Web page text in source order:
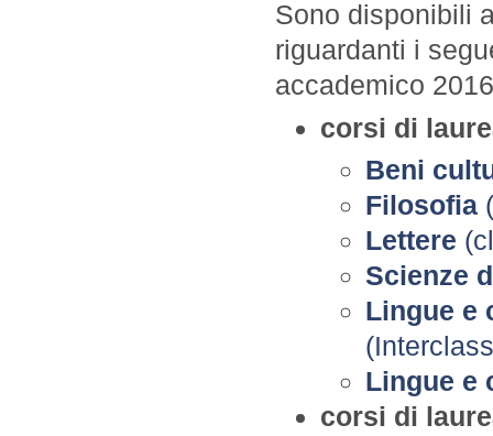
Sono disponibili
riguardanti i
accademico
corsi di
Beni
Filosofia
Lettere
Scienze
Lingue e
Lingue e
corsi di